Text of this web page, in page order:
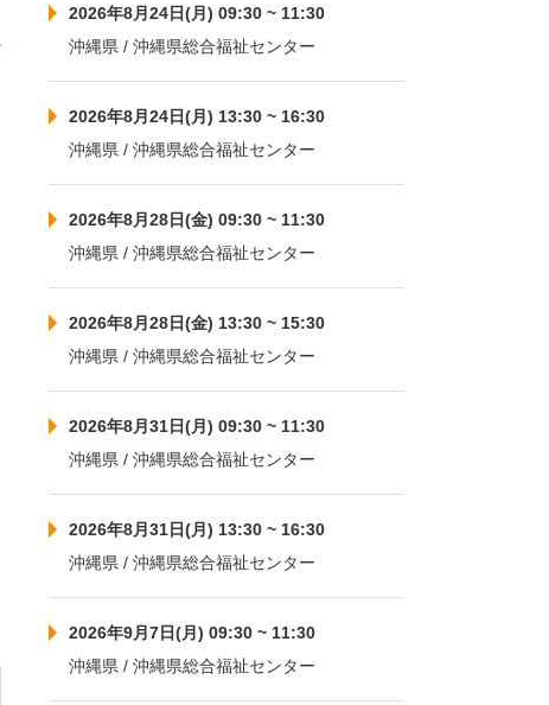
2026年8月24日(月) 09:30 ~ 11:30
沖縄県 / 沖縄県総合福祉センター
2026年8月24日(月) 13:30 ~ 16:30
沖縄県 / 沖縄県総合福祉センター
2026年8月28日(金) 09:30 ~ 11:30
沖縄県 / 沖縄県総合福祉センター
2026年8月28日(金) 13:30 ~ 15:30
沖縄県 / 沖縄県総合福祉センター
2026年8月31日(月) 09:30 ~ 11:30
沖縄県 / 沖縄県総合福祉センター
2026年8月31日(月) 13:30 ~ 16:30
沖縄県 / 沖縄県総合福祉センター
2026年9月7日(月) 09:30 ~ 11:30
沖縄県 / 沖縄県総合福祉センター